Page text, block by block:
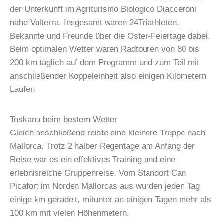
der Unterkunft im Agriturismo Biologico Diacceroni
nahe Volterra. Insgesamt waren 24Triathleten,
Bekannte und Freunde über die Oster-Feiertage dabei.
Beim optimalen Wetter waren Radtouren von 80 bis
200 km täglich auf dem Programm und zum Teil mit
anschließender Koppeleinheit also einigen Kilometern
Laufen
Toskana beim bestem Wetter
Gleich anschließend reiste eine kleinere Truppe nach
Mallorca. Trotz 2 halber Regentage am Anfang der
Reise war es ein effektives Training und eine
erlebnisreiche Gruppenreise. Vom Standort Can
Picafort im Norden Mallorcas aus wurden jeden Tag
einige km geradelt, mitunter an einigen Tagen mehr als
100 km mit vielen Höhenmetern.